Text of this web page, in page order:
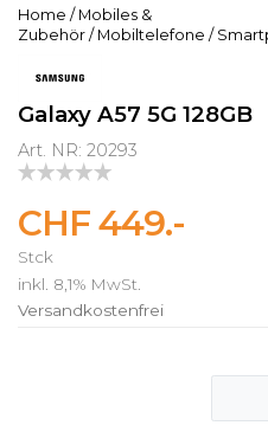
Home / Mobiles &
Zubehör / Mobiltelefone /
Galaxy A57 5G 128GB
Art. NR: 20293
CHF 449.-
Stck
inkl. 8,1% MwSt.
Versandkostenfrei